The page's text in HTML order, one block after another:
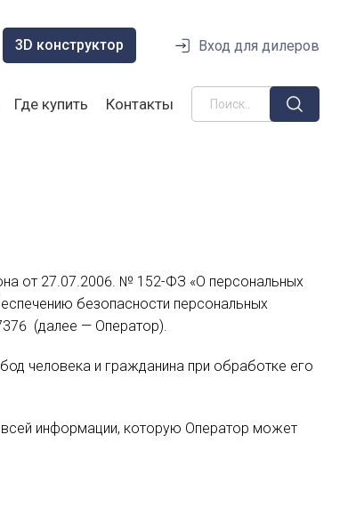
3D конструктор Вход для дилеров
Где купить Контакты
от 27.07.2006. № 152-ФЗ «О персональных
безопасности персональных
(далее — Оператор).
человека и гражданина при обработке его
всей информации, которую Оператор может